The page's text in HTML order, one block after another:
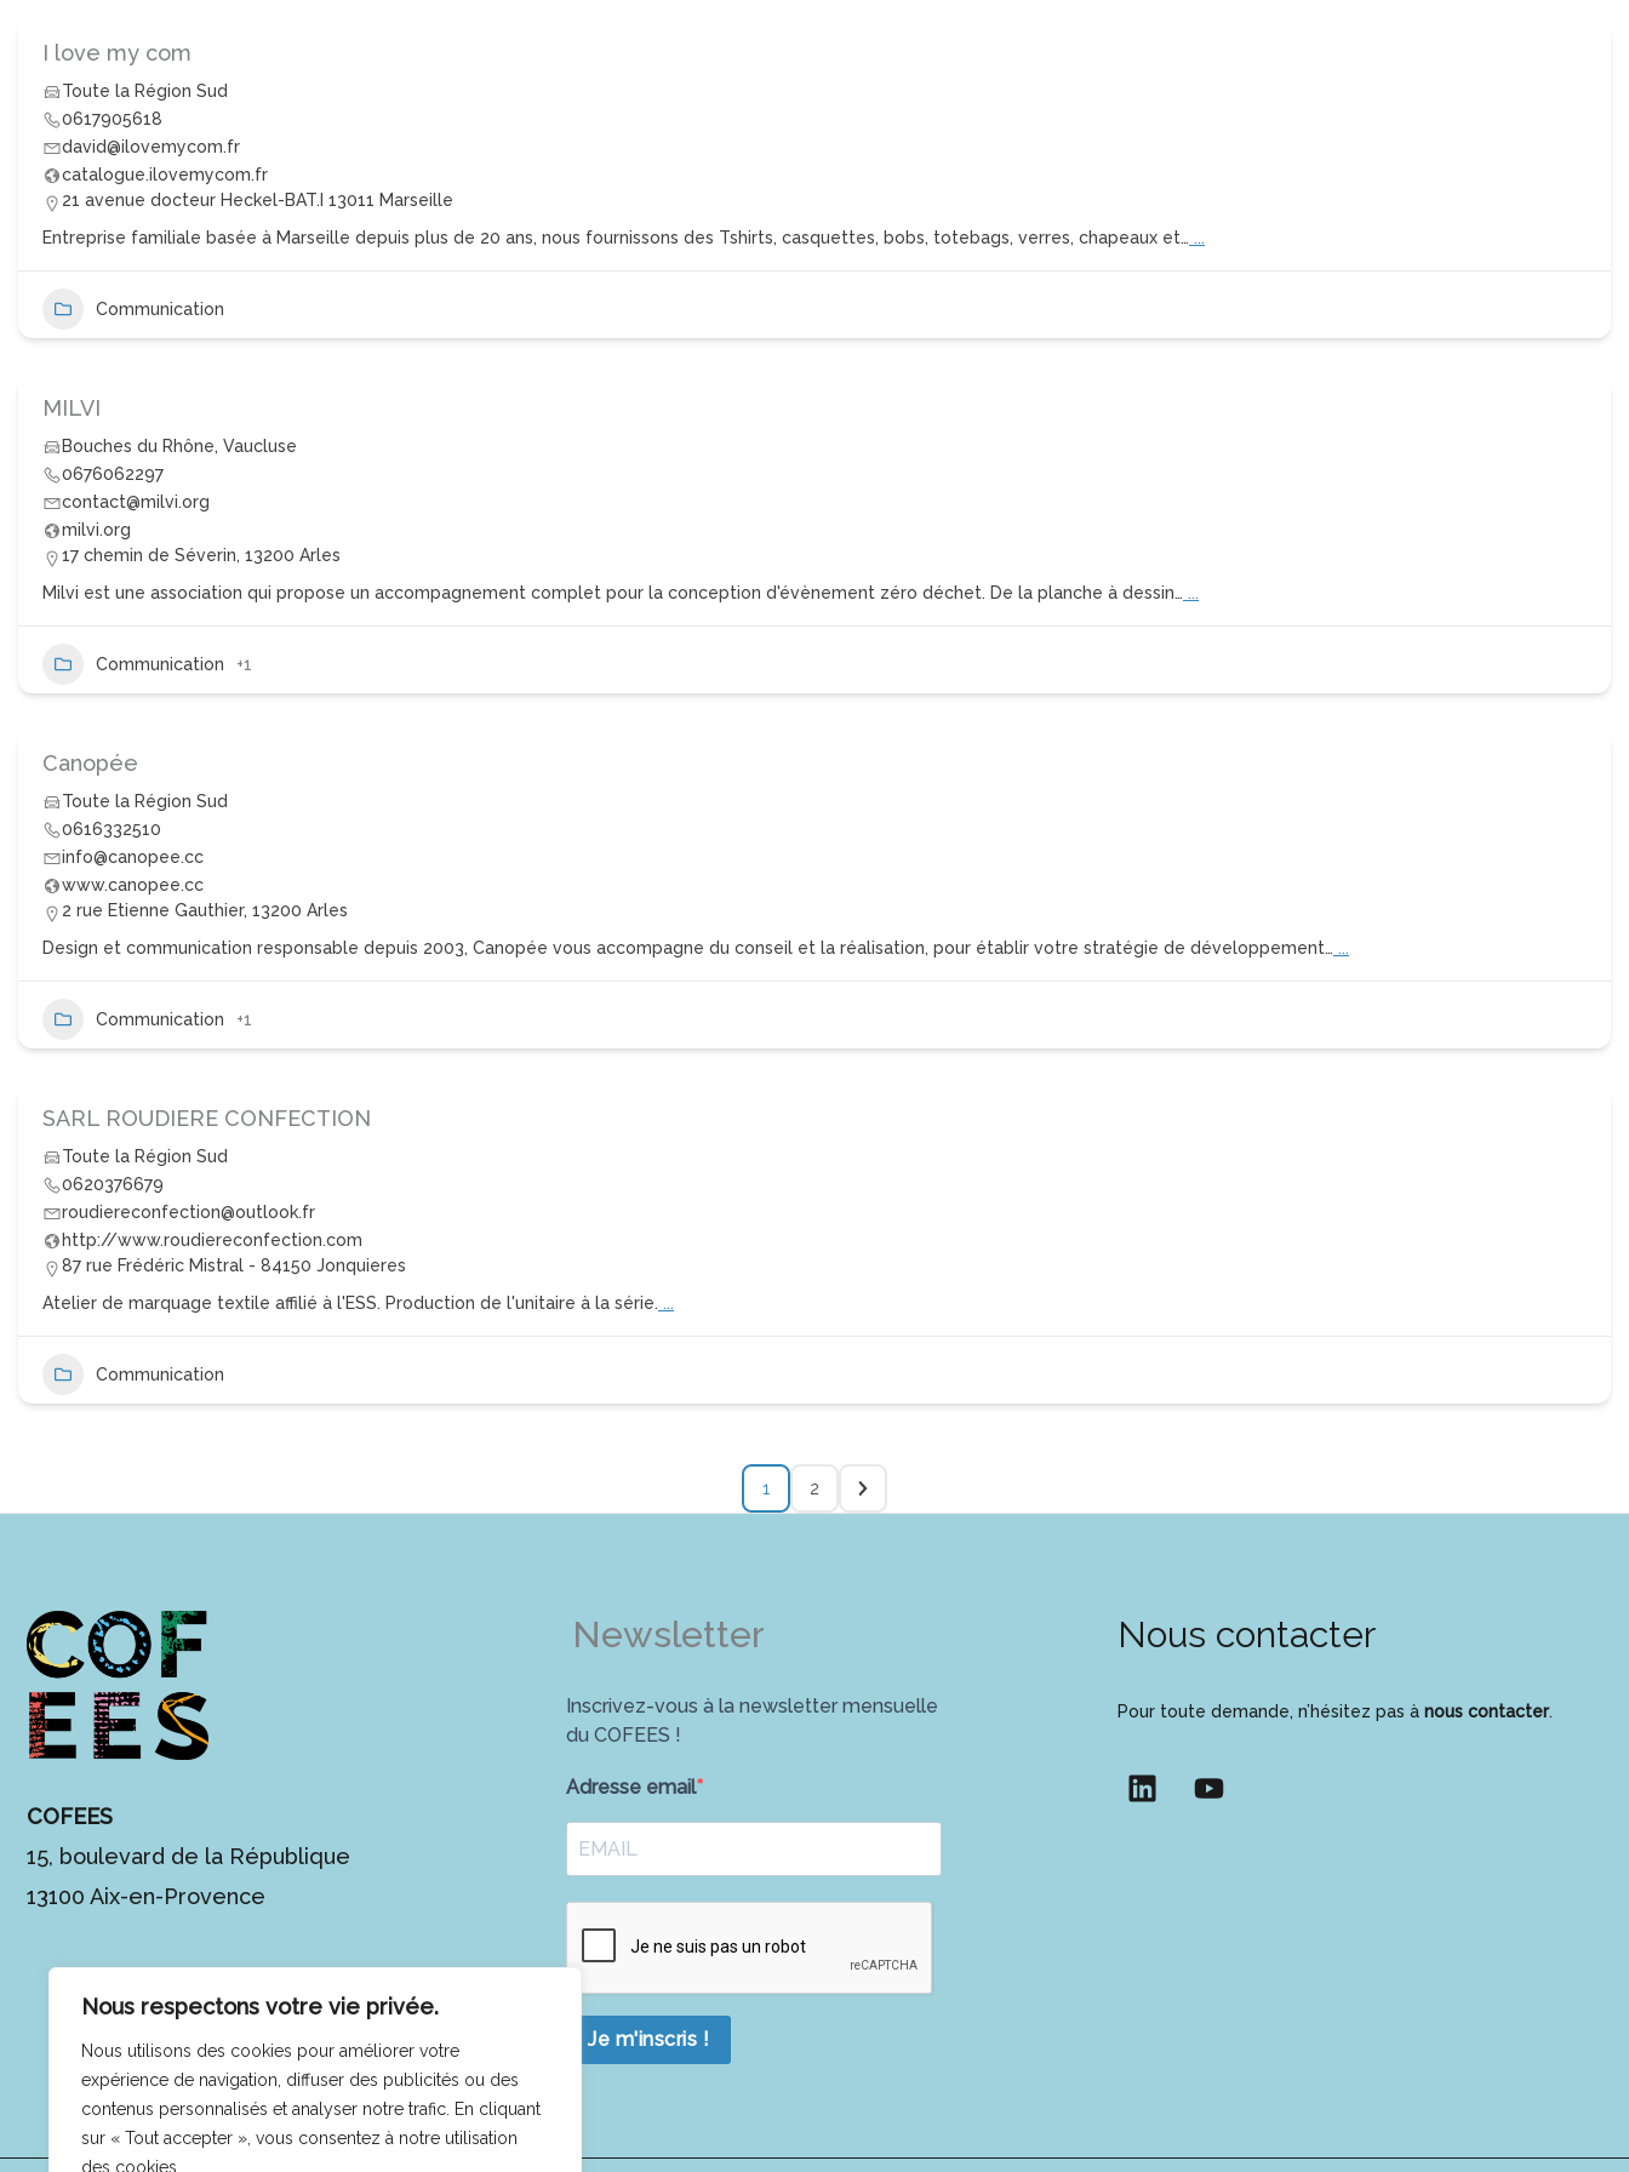
Nous respectons votre vie privée.
Nous utilisons des cookies pour améliorer votre
expérience de navigation, diffuser des publicités ou des
contenus personnalisés et analyser notre trafic. En cliquant
sur « Tout accepter », vous consentez à notre utilisation
des cookies.
I love my com
Toute la Région Sud
0617905618
david@ilovemycom.fr
catalogue.ilovemycom.fr
21 avenue docteur Heckel-BAT.I 13011 Marseille
Entreprise familiale basée à Marseille depuis plus de 20 ans, nous fournissons des Tshirts, casquettes, bobs, totebags, verres, chapeaux et… ...
Communication
MILVI
Bouches du Rhône, Vaucluse
0676062297
contact@milvi.org
milvi.org
17 chemin de Séverin, 13200 Arles
Milvi est une association qui propose un accompagnement complet pour la conception d'évènement zéro déchet. De la planche à dessin… ...
Communication +1
Canopée
Toute la Région Sud
0616332510
info@canopee.cc
www.canopee.cc
2 rue Etienne Gauthier, 13200 Arles
Design et communication responsable depuis 2003, Canopée vous accompagne du conseil et la réalisation, pour établir votre stratégie de développement… ...
Communication +1
SARL ROUDIERE CONFECTION
Toute la Région Sud
0620376679
roudiereconfection@outlook.fr
http://www.roudiereconfection.com
87 rue Frédéric Mistral - 84150 Jonquieres
Atelier de marquage textile affilié à l'ESS. Production de l'unitaire à la série. ...
Communication
1 2
COFEES
15, boulevard de la République
13100 Aix-en-Provence
Newsletter
Inscrivez-vous à la newsletter mensuelle
du COFEES !
Adresse email
Je m'inscris !
Nous contacter
Pour toute demande, n’hésitez pas à nous contacter.